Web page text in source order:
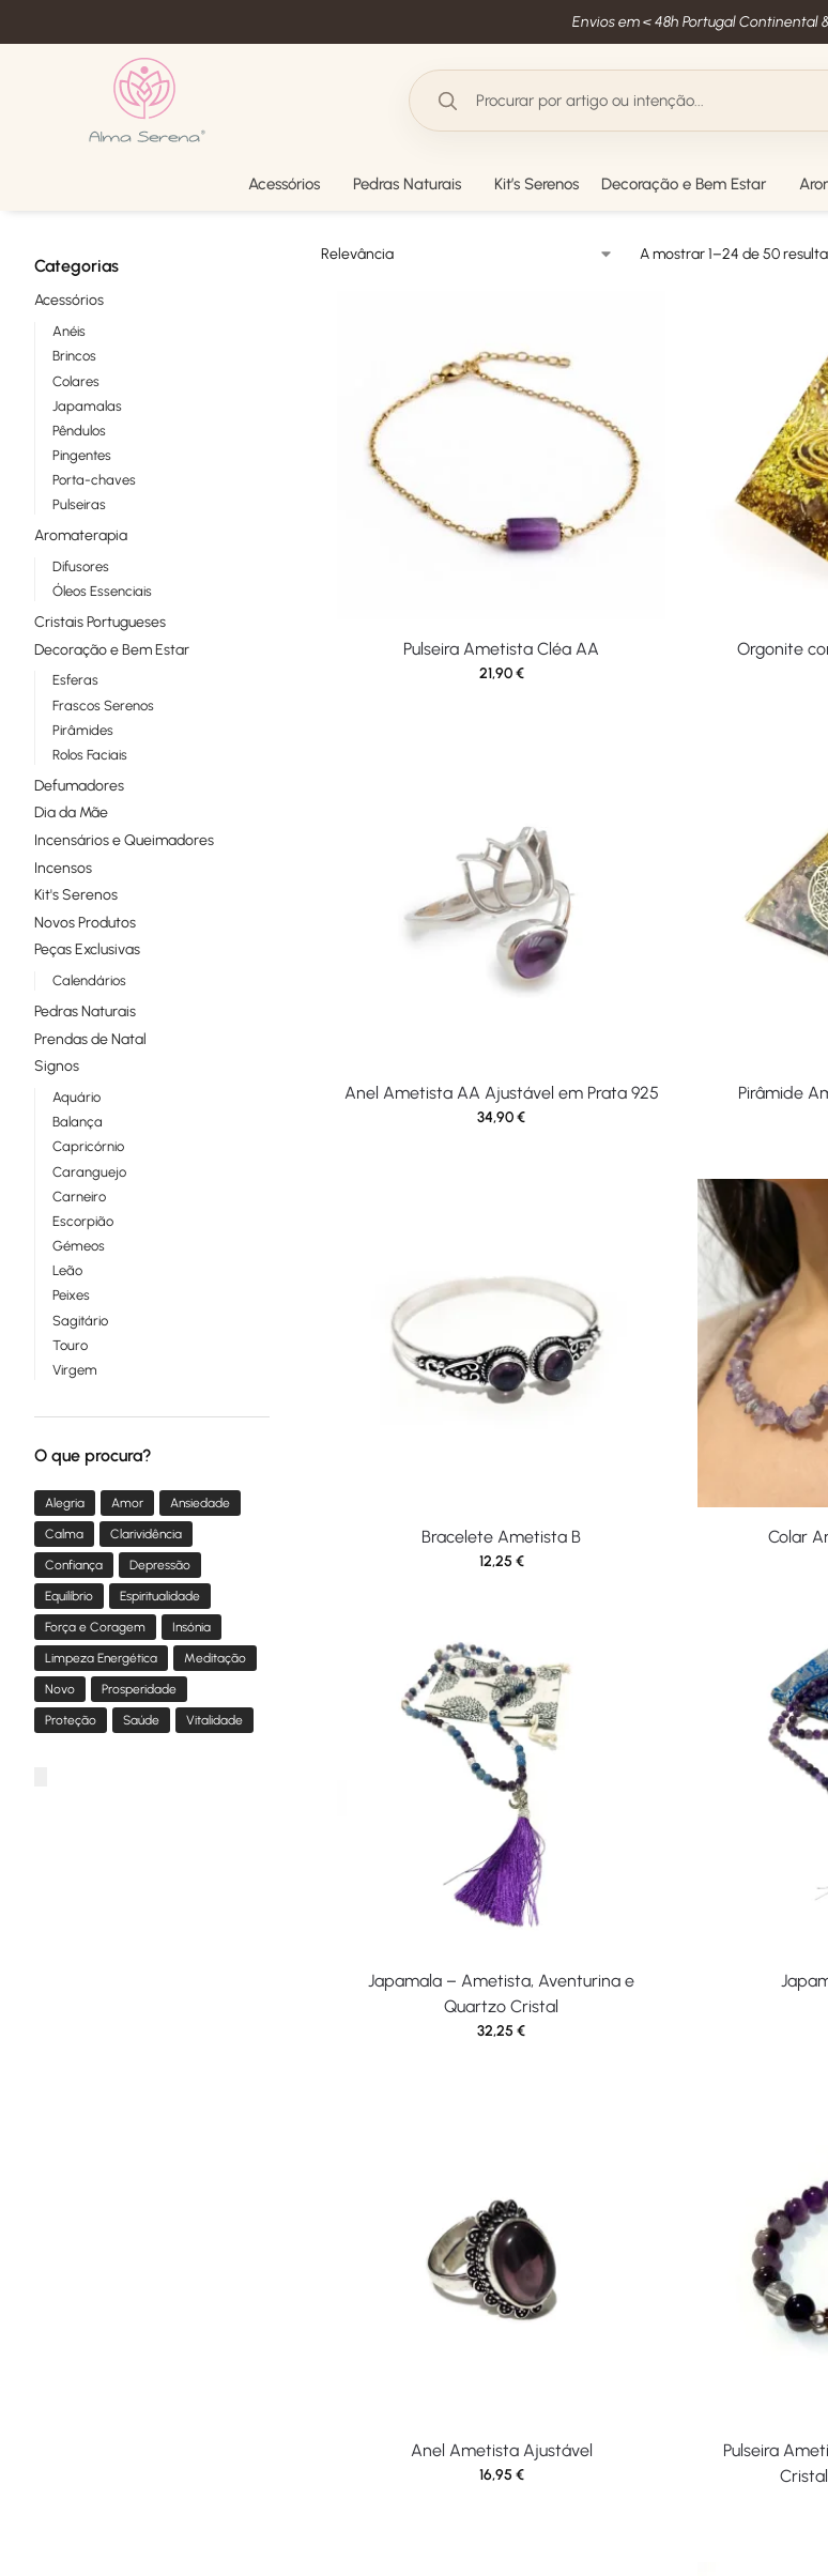
Envios em < 48h Portugal Continental
Acessórios Pedras Naturais Kit’s Serenos Decoração e Bem Estar
A mostrar 1–24 de 50
Pulseira Ametista Cléa AA
21,90€
Orgonite
Anel Ametista AA Ajustável em Prata 925
34,90€
Pirâmide
Bracelete Ametista B
12,25 €
Colar
Japamala – Ametista, Aventurina e
Quartzo Cristal
32,25€
Anel Ametista Ajustável
16,95 €
Pulseira
Categorias
Acessórios
Anéis
Brincos
Colares
Japamalas
Pêndulos
Pingentes
Porta-chaves
Pulseiras
Aromaterapia
Difusores
Óleos Essenciais
Cristais Portugueses
Decoração e Bem Estar
Esferas
Frascos Serenos
Pirâmides
Rolos Faciais
Defumadores
Dia da Mãe
Incensários e Queimadores
Incensos
Kit's Serenos
Novos Produtos
Peças Exclusivas
Calendários
Pedras Naturais
Prendas de Natal
Signos
Aquário
Balança
Capricórnio
Caranguejo
Carneiro
Escorpião
Gémeos
Leão
Peixes
Sagitário
Touro
Virgem
O que procura?
Alegria Amor Ansiedade
Calma Clarividência
Confiança Depressão
Equilíbrio Espiritualidade
Força e Coragem Insónia
Limpeza Energética Meditação
Novo Prosperidade
Proteção Saúde Vitalidade